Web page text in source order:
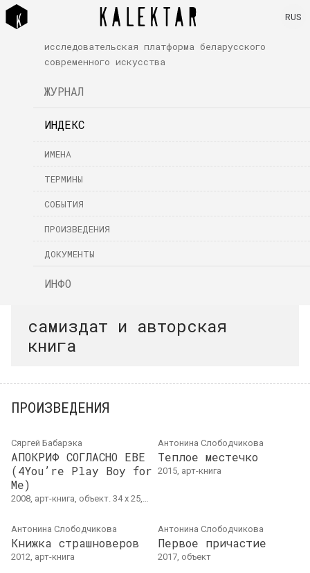
исследовательская платформа беларусского
современного искусства
ЖУРНАЛ
ИНДЕКС
ИМЕНА
ТЕРМИНЫ
СОБЫТИЯ
ПРОИЗВЕДЕНИЯ
ДОКУМЕНТЫ
ИНФО
RUS
самиздат и авторская
книга
ПРОИЗВЕДЕНИЯ
Сяргей Бабарэка
АПОКРИФ СОГЛАСНО ЕВЕ
(4You’re Play Boy for
Me)
2008, арт-книга, объект. 34 x 25,8 см
Антонина Слободчикова
Теплое местечко
2015, арт-книга
Антонина Слободчикова
Книжка страшноверов
2012, арт-книга
Антонина Слободчикова
Первое причастие
2017, объект